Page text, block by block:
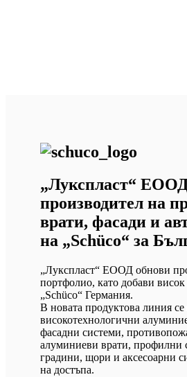
„Лукспласт“
производител на
врати, фасади и
на „Schüco“ за
„Лукспласт“ ЕООД обнови
портфолио, като добави висок
„Schüco“ Германия.
В новата продуктова линия
високотехнологични
фасадни системи,
алуминиеви врати, профилни
градини, щори и аксесоарни
на достъпа.